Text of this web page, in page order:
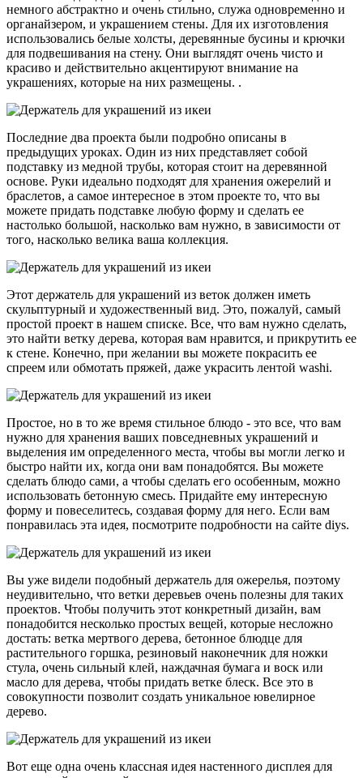
немного абстрактно и очень стильно, служа одновременно и
органайзером, и украшением стены. Для их изготовления
использовались белые холсты, деревянные бусины и крючки
для подвешивания на стену. Они выглядят очень чисто и
красиво и действительно акцентируют внимание на
украшениях, которые на них размещены. .
Последние два проекта были подробно описаны в
предыдущих уроках. Один из них представляет собой
подставку из медной трубы, которая стоит на деревянной
основе. Руки идеально подходят для хранения ожерелий и
браслетов, а самое интересное в этом проекте то, что вы
можете придать подставке любую форму и сделать ее
настолько большой, насколько вам нужно, в зависимости от
того, насколько велика ваша коллекция.
Этот держатель для украшений из веток должен иметь
скульптурный и художественный вид. Это, пожалуй, самый
простой проект в нашем списке. Все, что вам нужно сделать,
это найти ветку дерева, которая вам нравится, и прикрутить ее
к стене. Конечно, при желании вы можете покрасить ее
спреем или обмотать пряжей, даже украсить лентой washi.
Простое, но в то же время стильное блюдо - это все, что вам
нужно для хранения ваших повседневных украшений и
выделения им определенного места, чтобы вы могли легко и
быстро найти их, когда они вам понадобятся. Вы можете
сделать блюдо сами, а чтобы сделать его особенным, можно
использовать бетонную смесь. Придайте ему интересную
форму и повеселитесь, создавая форму для него. Если вам
понравилась эта идея, посмотрите подробности на сайте diys.
Вы уже видели подобный держатель для ожерелья, поэтому
неудивительно, что ветки деревьев очень полезны для таких
проектов. Чтобы получить этот конкретный дизайн, вам
понадобится несколько простых вещей, которые несложно
достать: ветка мертвого дерева, бетонное блюдце для
растительного горшка, резиновый наконечник для ножки
стула, очень сильный клей, наждачная бумага и воск или
масло для дерева, чтобы придать ветке блеск. Все это в
совокупности позволит создать уникальное ювелирное
дерево.
Вот еще одна очень классная идея настенного дисплея для